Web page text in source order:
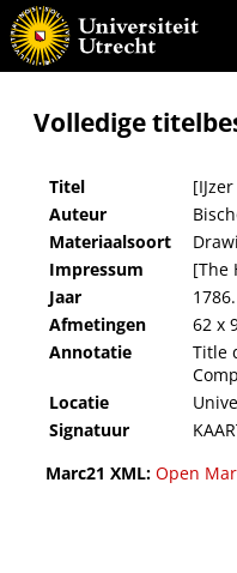
[IJzer canon à 2, 18 en 24 lb.] : [het 1/
Volledige
Titel
Auteur
Materiaalsoort
Impressum
[The
Jaar
1786.
Afmetingen
62 x
Annotatie
Title
Locatie
Signatuur
Marc21 XML: Open